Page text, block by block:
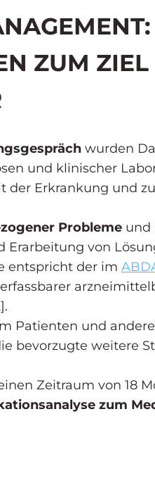
ZUM ZIEL
wurden
und klinischer
der Erkrankung und
Probleme und
von
entspricht der im
Patienten und
bevorzugte weitere
Zeitraum von 18
zum